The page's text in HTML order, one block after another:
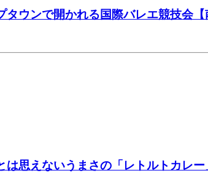
ウンで開かれる国際バレエ競技会【
は思えないうまさの「レトルトカ